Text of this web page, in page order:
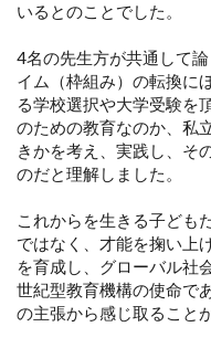
いるとのことでした。
4名の先生方が共通して
イム（枠組み）の転換に
る学校選択や大学受験を
のための教育なのか、私
きかを考え、実践し、そ
のだと理解しました。
これからを生きる子ども
ではなく、才能を掬い上
を育成し、グローバル社
世紀型教育機構の使命で
の主張から感じ取ること